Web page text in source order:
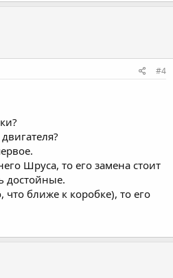
#4
Шруса, то его замена стоит
достойные.
что ближе к коробке), то его